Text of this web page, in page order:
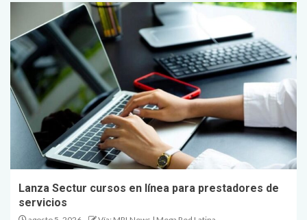
Lanza Sectur cursos en línea para prestadores de
servicios